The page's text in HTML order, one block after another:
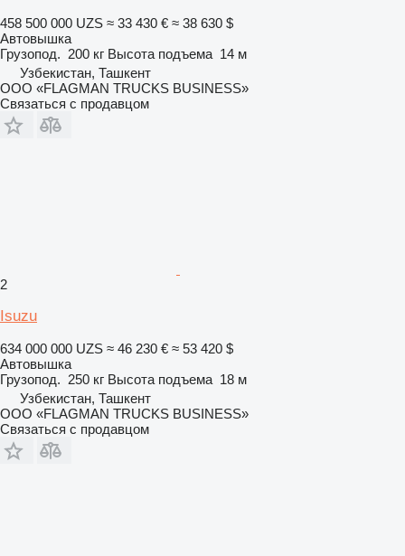
458 500 000 UZS ≈ 33 430 € ≈ 38 630 $
Автовышка
Грузопод. 200 кг Высота подъема 14 м
Узбекистан, Ташкент
ООО «FLAGMAN TRUCKS BUSINESS»
Связаться с продавцом
2
Isuzu
634 000 000 UZS ≈ 46 230 € ≈ 53 420 $
Автовышка
Грузопод. 250 кг Высота подъема 18 м
Узбекистан, Ташкент
ООО «FLAGMAN TRUCKS BUSINESS»
Связаться с продавцом